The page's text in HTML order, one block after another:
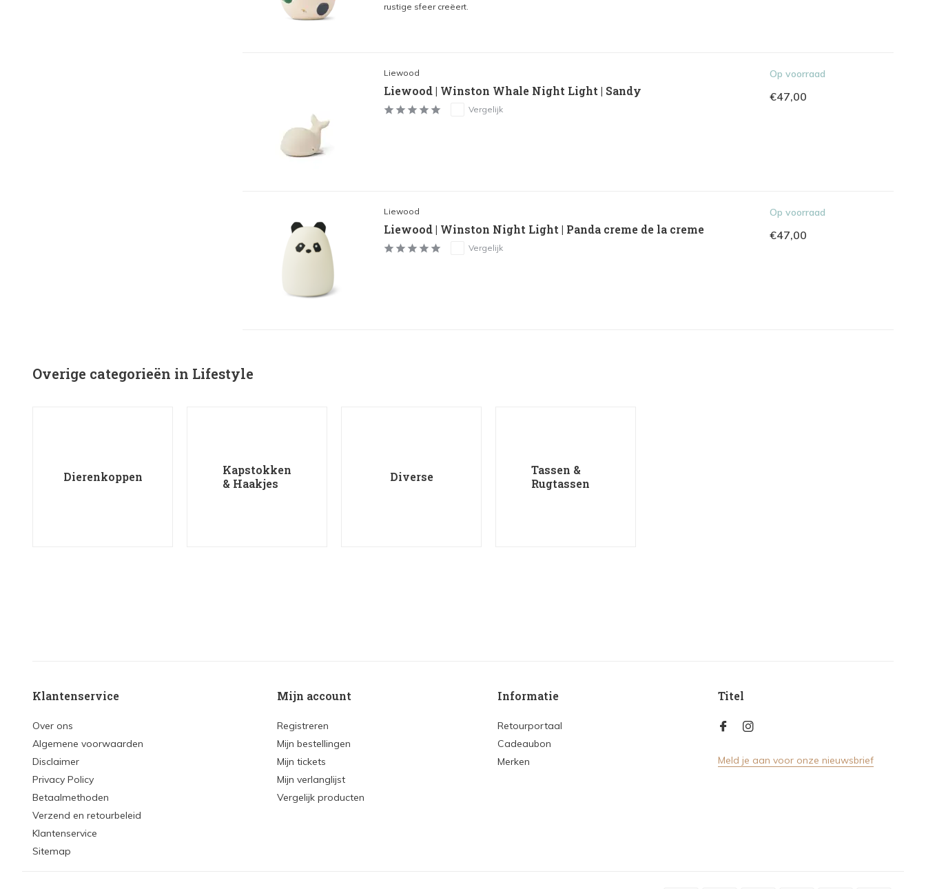
rustige sfeer creëert.
Liewood
Liewood | Winston Whale Night Light | Sandy
Vergelijk
Op voorraad
€47,00
Liewood
Liewood | Winston Night Light | Panda creme de la creme
Vergelijk
Op voorraad
€47,00
Overige categorieën in Lifestyle
Dierenkoppen
Kapstokken
& Haakjes
Diverse
Tassen &
Rugtassen
Klantenservice
Over ons
Algemene voorwaarden
Disclaimer
Privacy Policy
Betaalmethoden
Verzend en retourbeleid
Klantenservice
Sitemap
Mijn account
Registreren
Mijn bestellingen
Mijn tickets
Mijn verlanglijst
Vergelijk producten
Informatie
Retourportaal
Cadeaubon
Merken
Titel
Meld je aan voor onze nieuwsbrief